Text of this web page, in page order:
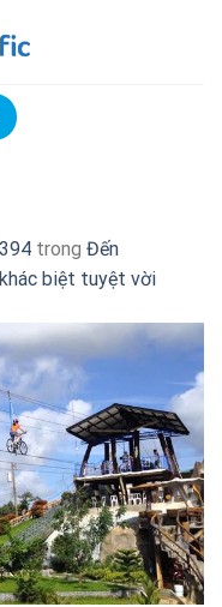
trong Đến
biệt tuyệt vời